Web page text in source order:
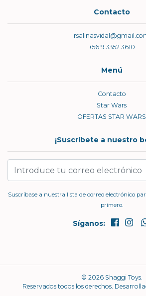
Contacto
+56 9 3352 3610
Menú
Contacto
Star Wars
OFERTAS STAR WARS
¡Suscríbete a nuestro
Suscríbase a nuestra lista de correo electrónico
primero.
Síganos:
© 2026 Shaggi Toys.
Reservados todos los derechos.